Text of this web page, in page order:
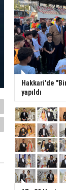
Hakkari'de
yapıldı